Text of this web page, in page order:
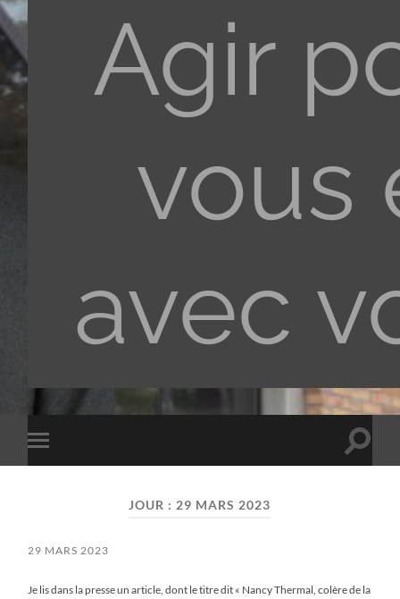
Agir
vous
avec
Toggle
mobile
Toggle
JOUR : 29 MARS 2023
29 MARS 2023
Je lis dans la presse un article, dont le titre dit « Nancy Thermal, colère de la